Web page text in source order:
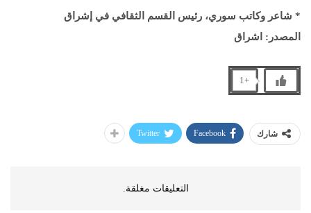
* شاعر وكاتب سوري، رئيس القسم الثقافي في إشراق
المصدر: اشراق
+1
شارك Facebook
Twitter
التعليقات مغلقة.